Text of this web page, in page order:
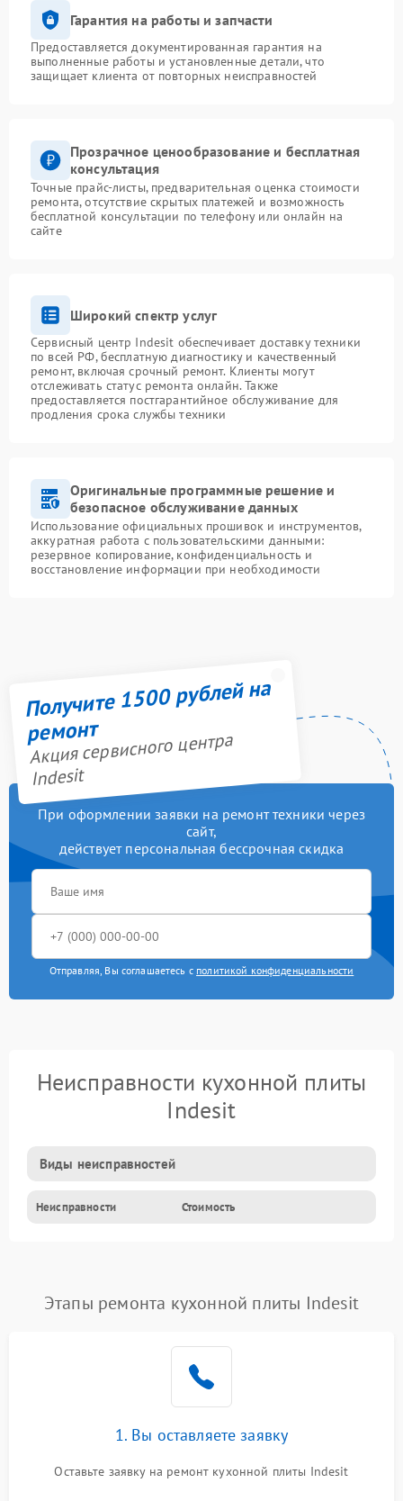
Гарантия на работы и запчасти
Предоставляется документированная гарантия на
выполненные работы и установленные детали, что
защищает клиента от повторных неисправностей
Прозрачное ценообразование и бесплатная
консультация
Точные прайс-листы, предварительная оценка стоимости
ремонта, отсутствие скрытых платежей и возможность
бесплатной консультации по телефону или онлайн на
сайте
Широкий спектр услуг
Сервисный центр Indesit обеспечивает доставку техники
по всей РФ, бесплатную диагностику и качественный
ремонт, включая срочный ремонт. Клиенты могут
отслеживать статус ремонта онлайн. Также
предоставляется постгарантийное обслуживание для
продления срока службы техники
Оригинальные программные решение и
безопасное обслуживание данных
Использование официальных прошивок и инструментов,
аккуратная работа с пользовательскими данными:
резервное копирование, конфиденциальность и
восстановление информации при необходимости
Получите 1500 рублей на
ремонт
Акция сервисного центра
Indesit
При оформлении заявки на ремонт техники через
сайт,
действует персональная бессрочная скидка
Отправляя, Вы соглашаетесь с политикой конфиденциальности
Неисправности кухонной плиты
Indesit
Виды неисправностей
Неисправности Стоимость
Этапы ремонта кухонной плиты Indesit
1. Вы оставляете заявку
Оставьте заявку на ремонт кухонной плиты Indesit